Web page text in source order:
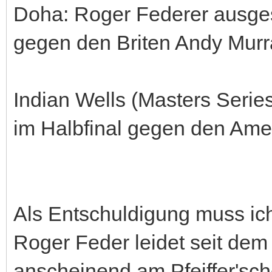
Doha: Roger Federer
gegen den Briten Andy
Indian Wells (Masters
im Halbfinal gegen den
Als Entschuldigung muss
Roger Feder leidet seit